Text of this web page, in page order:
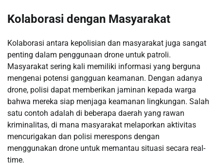
Kolaborasi dengan Masyarakat
Kolaborasi antara kepolisian dan masyarakat juga sangat
penting dalam penggunaan drone untuk patroli.
Masyarakat sering kali memiliki informasi yang berguna
mengenai potensi gangguan keamanan. Dengan adanya
drone, polisi dapat memberikan jaminan kepada warga
bahwa mereka siap menjaga keamanan lingkungan. Salah
satu contoh adalah di beberapa daerah yang rawan
kriminalitas, di mana masyarakat melaporkan aktivitas
mencurigakan dan polisi merespons dengan
menggunakan drone untuk memantau situasi secara real-
time.